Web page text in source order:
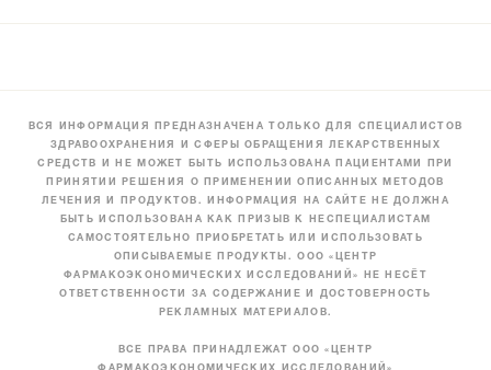
ВСЯ ИНФОРМАЦИЯ ПРЕДНАЗНАЧЕНА ТОЛЬКО ДЛЯ СПЕЦИАЛИСТОВ
ЗДРАВООХРАНЕНИЯ И СФЕРЫ ОБРАЩЕНИЯ ЛЕКАРСТВЕННЫХ
СРЕДСТВ И НЕ МОЖЕТ БЫТЬ ИСПОЛЬЗОВАНА ПАЦИЕНТАМИ ПРИ
ПРИНЯТИИ РЕШЕНИЯ О ПРИМЕНЕНИИ ОПИСАННЫХ МЕТОДОВ
ЛЕЧЕНИЯ И ПРОДУКТОВ. ИНФОРМАЦИЯ НА САЙТЕ НЕ ДОЛЖНА
БЫТЬ ИСПОЛЬЗОВАНА КАК ПРИЗЫВ К НЕСПЕЦИАЛИСТАМ
САМОСТОЯТЕЛЬНО ПРИОБРЕТАТЬ ИЛИ ИСПОЛЬЗОВАТЬ
ОПИСЫВАЕМЫЕ ПРОДУКТЫ. ООО «ЦЕНТР
ФАРМАКОЭКОНОМИЧЕСКИХ ИССЛЕДОВАНИЙ» НЕ НЕСЁТ
ОТВЕТСТВЕННОСТИ ЗА СОДЕРЖАНИЕ И ДОСТОВЕРНОСТЬ
РЕКЛАМНЫХ МАТЕРИАЛОВ.
ВСЕ ПРАВА ПРИНАДЛЕЖАТ ООО «ЦЕНТР